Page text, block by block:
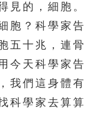
559 560
564 565
569 570
見的，細胞。
胞？科學家告
五十兆，連骨
今天科學家告
我們這身體有
科學家去算算